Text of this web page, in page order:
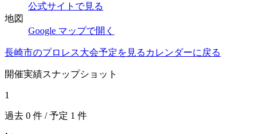
公式サイトで見る
地図
Google マップで開く
長崎市のプロレス大会予定を見る カレンダーに戻る
開催実績スナップショット
1
過去 0 件 / 予定 1 件